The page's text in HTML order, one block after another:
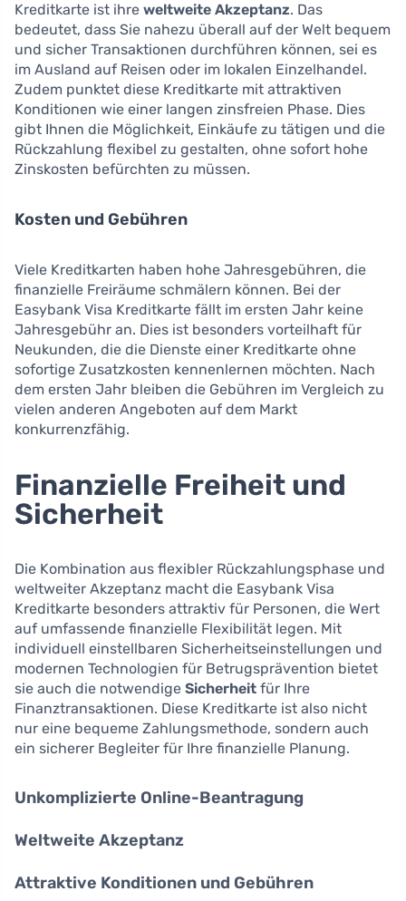
Kreditkarte ist ihre weltweite Akzeptanz. Das
bedeutet, dass Sie nahezu überall auf der Welt bequem
und sicher Transaktionen durchführen können, sei es
im Ausland auf Reisen oder im lokalen Einzelhandel.
Zudem punktet diese Kreditkarte mit attraktiven
Konditionen wie einer langen zinsfreien Phase. Dies
gibt Ihnen die Möglichkeit, Einkäufe zu tätigen und die
Rückzahlung flexibel zu gestalten, ohne sofort hohe
Zinskosten befürchten zu müssen.
Kosten und Gebühren
Viele Kreditkarten haben hohe Jahresgebühren, die
finanzielle Freiräume schmälern können. Bei der
Easybank Visa Kreditkarte fällt im ersten Jahr keine
Jahresgebühr an. Dies ist besonders vorteilhaft für
Neukunden, die die Dienste einer Kreditkarte ohne
sofortige Zusatzkosten kennenlernen möchten. Nach
dem ersten Jahr bleiben die Gebühren im Vergleich zu
vielen anderen Angeboten auf dem Markt
konkurrenzfähig.
Finanzielle Freiheit und
Sicherheit
Die Kombination aus flexibler Rückzahlungsphase und
weltweiter Akzeptanz macht die Easybank Visa
Kreditkarte besonders attraktiv für Personen, die Wert
auf umfassende finanzielle Flexibilität legen. Mit
individuell einstellbaren Sicherheitseinstellungen und
modernen Technologien für Betrugsprävention bietet
sie auch die notwendige Sicherheit für Ihre
Finanztransaktionen. Diese Kreditkarte ist also nicht
nur eine bequeme Zahlungsmethode, sondern auch
ein sicherer Begleiter für Ihre finanzielle Planung.
Unkomplizierte Online-Beantragung
Weltweite Akzeptanz
Attraktive Konditionen und Gebühren